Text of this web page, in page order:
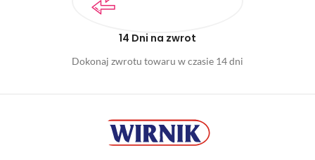
14 Dni na zwrot
Dokonaj zwrotu towaru w czasie 14 dni